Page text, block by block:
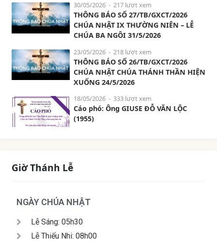
30/05/2026 - 217 lượt xem
THÔNG BÁO SỐ 27/TB/GXCT/2026
CHÚA NHẬT IX THƯỜNG NIÊN – LỄ
CHÚA BA NGÔI 31/5/2026
23/05/2026 - 218 lượt xem
THÔNG BÁO SỐ 26/TB/GXCT/2026
CHÚA NHẬT CHÚA THÁNH THẦN HIỆN
XUỐNG 24/5/2026
18/05/2026 - 333 lượt xem
Cáo phó: Ông GIUSE ĐỖ VĂN LỘC
(1955)
Giờ Thánh Lễ
NGÀY CHÚA NHẬT
Lễ Sáng: 05h30
Lễ Thiếu Nhi: 08h00